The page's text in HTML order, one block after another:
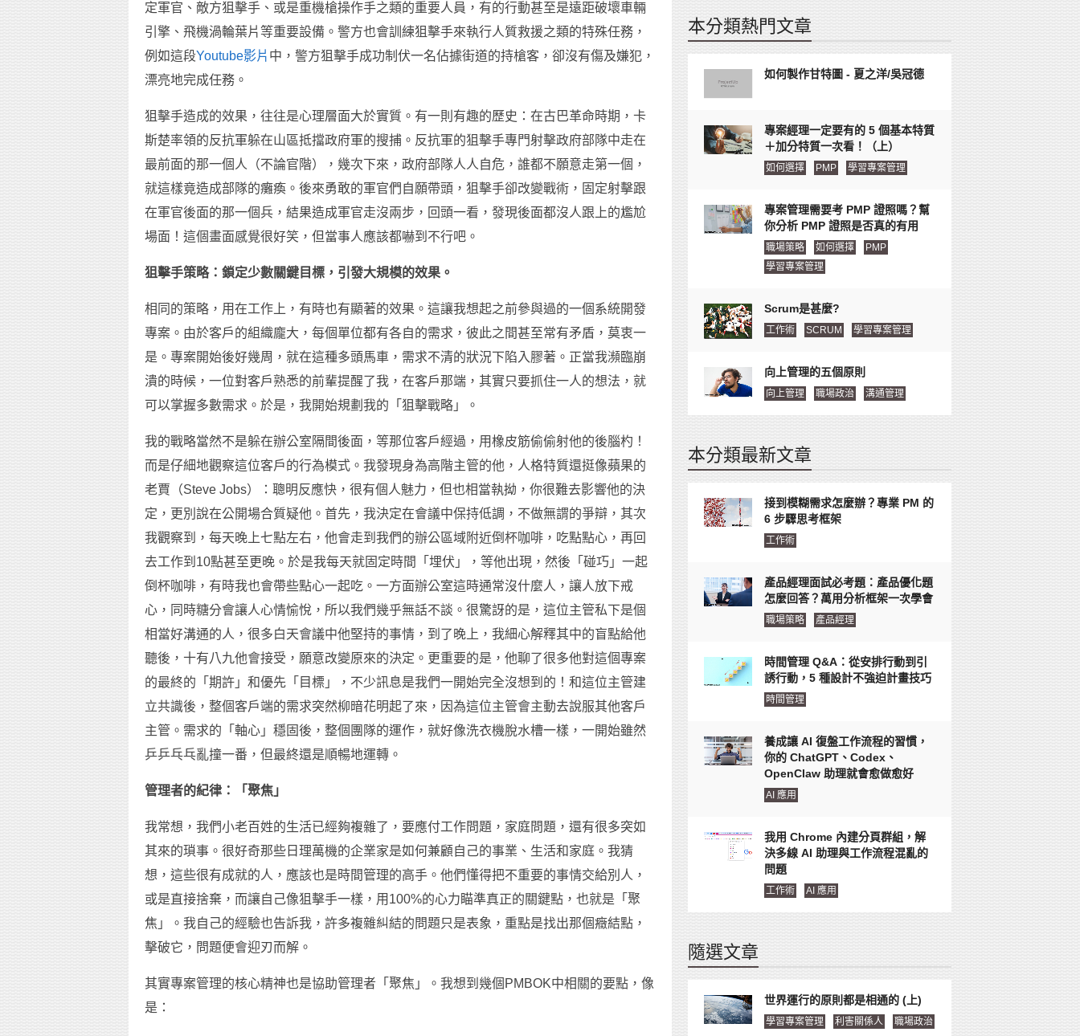
定軍官、敵方狙擊手、或是重機槍操作手之類的重要人員，有的行動甚至是遠距破壞車輛
引擎、飛機渦輪葉片等重要設備。警方也會訓練狙擊手來執行人質救援之類的特殊任務，
例如這段Youtube影片 中，警方狙擊手成功制伏一名佔據街道的持槍客，卻沒有傷及嫌犯，
漂亮地完成任務。
狙擊手造成的效果，往往是心理層面大於實質。有一則有趣的歷史：在古巴革命時期，卡
斯楚率領的反抗軍躲在山區抵擋政府軍的搜捕。反抗軍的狙擊手專門射擊政府部隊中走在
最前面的那一個人（不論官階），幾次下來，政府部隊人人自危，誰都不願意走第一個，
就這樣竟造成部隊的癱瘓。後來勇敢的軍官們自願帶頭，狙擊手卻改變戰術，固定射擊跟
在軍官後面的那一個兵，結果造成軍官走沒兩步，回頭一看，發現後面都沒人跟上的尷尬
場面！這個畫面感覺很好笑，但當事人應該都嚇到不行吧。
狙擊手策略：鎖定少數關鍵目標，引發大規模的效果。
相同的策略，用在工作上，有時也有顯著的效果。這讓我想起之前參與過的一個系統開發
專案。由於客戶的組織龐大，每個單位都有各自的需求，彼此之間甚至常有矛盾，莫衷一
是。專案開始後好幾周，就在這種多頭馬車，需求不清的狀況下陷入膠著。正當我瀕臨崩
潰的時候，一位對客戶熟悉的前輩提醒了我，在客戶那端，其實只要抓住一人的想法，就
可以掌握多數需求。於是，我開始規劃我的「狙擊戰略」。
我的戰略當然不是躲在辦公室隔間後面，等那位客戶經過，用橡皮筋偷偷射他的後腦杓！
而是仔細地觀察這位客戶的行為模式。我發現身為高階主管的他，人格特質還挺像蘋果的
老賈（Steve Jobs）：聰明反應快，很有個人魅力，但也相當執拗，你很難去影響他的決
定，更別說在公開場合質疑他。首先，我決定在會議中保持低調，不做無謂的爭辯，其次
我觀察到，每天晚上七點左右，他會走到我們的辦公區域附近倒杯咖啡，吃點點心，再回
去工作到10點甚至更晚。於是我每天就固定時間「埋伏」，等他出現，然後「碰巧」一起
倒杯咖啡，有時我也會帶些點心一起吃。一方面辦公室這時通常沒什麼人，讓人放下戒
心，同時糖分會讓人心情愉悅，所以我們幾乎無話不談。很驚訝的是，這位主管私下是個
相當好溝通的人，很多白天會議中他堅持的事情，到了晚上，我細心解釋其中的盲點給他
聽後，十有八九他會接受，願意改變原來的決定。更重要的是，他聊了很多他對這個專案
的最終的「期許」和優先「目標」，不少訊息是我們一開始完全沒想到的！和這位主管建
立共識後，整個客戶端的需求突然柳暗花明起了來，因為這位主管會主動去說服其他客戶
主管。需求的「軸心」穩固後，整個團隊的運作，就好像洗衣機脫水槽一樣，一開始雖然
乒乒乓乓亂撞一番，但最終還是順暢地運轉。
管理者的紀律：「聚焦」
我常想，我們小老百姓的生活已經夠複雜了，要應付工作問題，家庭問題，還有很多突如
其來的瑣事。很好奇那些日理萬機的企業家是如何兼顧自己的事業、生活和家庭。我猜
想，這些很有成就的人，應該也是時間管理的高手。他們懂得把不重要的事情交給別人，
或是直接捨棄，而讓自己像狙擊手一樣，用100%的心力瞄準真正的關鍵點，也就是「聚
焦」。我自己的經驗也告訴我，許多複雜糾結的問題只是表象，重點是找出那個癥結點，
擊破它，問題便會迎刃而解。
其實專案管理的核心精神也是協助管理者「聚焦」。我想到幾個PMBOK中相關的要點，像
是：
本分類熱門文章
如何製作甘特圖 - 夏之洋/吳冠德
專案經理一定要有的 5 個基本特質
＋加分特質一次看！（上）
如何選擇 PMP 學習專案管理
專案管理需要考 PMP 證照嗎？幫
你分析 PMP 證照是否真的有用
職場策略 如何選擇
PMP
學習專案管理
Scrum是甚麼?
工作術 SCRUM 學習專案管理
向上管理的五個原則
向上管理 職場政治 溝通管理
本分類最新文章
接到模糊需求怎麼辦？專業 PM 的
6 步驟思考框架
工作術
產品經理面試必考題：產品優化題
怎麼回答？萬用分析框架一次學會
職場策略 產品經理
時間管理 Q&A：從安排行動到引
誘行動，5 種設計不強迫計畫技巧
時間管理
養成讓 AI 復盤工作流程的習慣，
你的 ChatGPT、Codex、
OpenClaw 助理就會愈做愈好
AI 應用
我用 Chrome 內建分頁群組，解
決多線 AI 助理與工作流程混亂的
問題
工作術 AI 應用
隨選文章
世界運行的原則都是相通的 (上)
學習專案管理 利害關係人 職場政治